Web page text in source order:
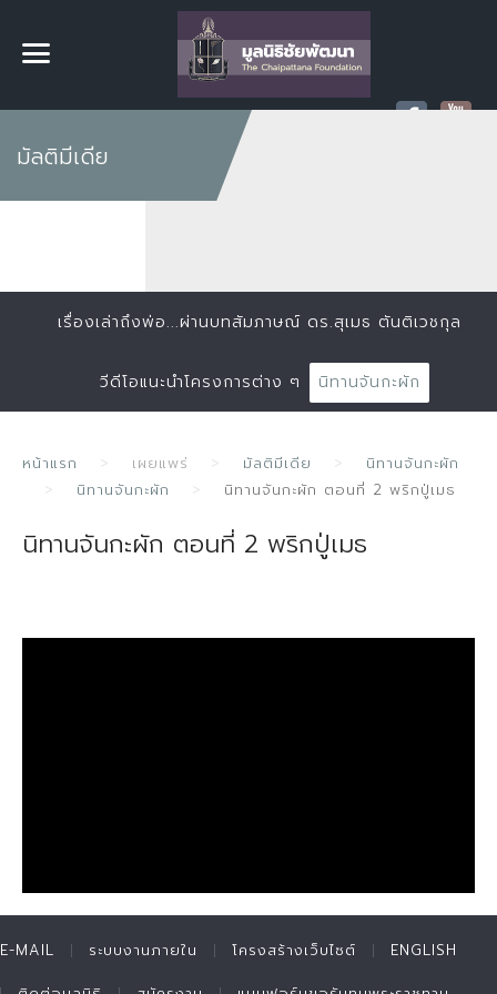
มัลติมีเดีย
เรื่องเล่าถึงพ่อ...ผ่านบทสัมภาษณ์ ดร.สุเมธ ตันติเวชกุล
วีดีโอแนะนำโครงการต่าง ๆ นิทานจันกะผัก
หน้าแรก เผยแพร่ มัลติมีเดีย
นิทานจันกะผัก
นิทานจันกะผัก
นิทานจันกะผัก ตอนที่ 2 พริกปู่เมธ
นิทานจันกะผัก ตอนที่ 2 พริกปู่เมธ
E-MAIL ระบบงานภายใน โครงสร้างเว็บไซต์ ENGLISH